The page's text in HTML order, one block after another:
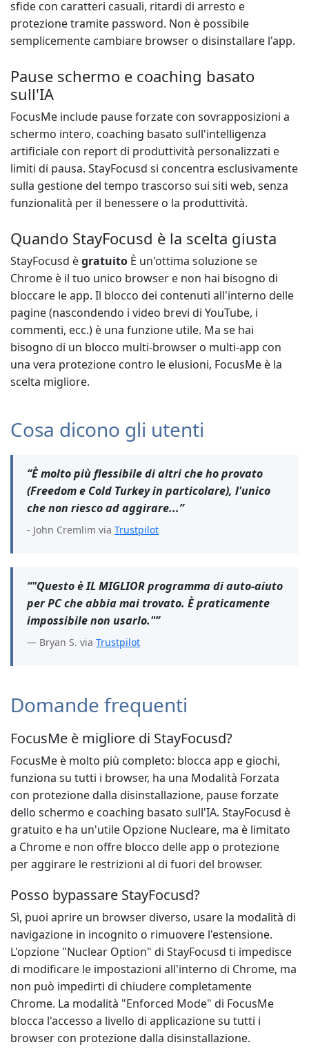
sfide con caratteri casuali, ritardi di arresto e
protezione tramite password. Non è possibile
semplicemente cambiare browser o disinstallare l'app.
Pause schermo e coaching basato
sull'IA
FocusMe include pause forzate con sovrapposizioni a
schermo intero, coaching basato sull'intelligenza
artificiale con report di produttività personalizzati e
limiti di pausa. StayFocusd si concentra esclusivamente
sulla gestione del tempo trascorso sui siti web, senza
funzionalità per il benessere o la produttività.
Quando StayFocusd è la scelta giusta
StayFocusd ègratuito È un'ottima soluzione se
Chrome è il tuo unico browser e non hai bisogno di
bloccare le app. Il blocco dei contenuti all'interno delle
pagine (nascondendo i video brevi di YouTube, i
commenti, ecc.) è una funzione utile. Ma se hai
bisogno di un blocco multi-browser o multi-app con
una vera protezione contro le elusioni, FocusMe è la
scelta migliore.
Cosa dicono gli utenti
“È molto più flessibile di altri che ho provato
(Freedom e Cold Turkey in particolare), l'unico
che non riesco ad aggirare...”
- John Cremlim via Trustpilot
“"Questo è IL MIGLIOR programma di auto-aiuto
per PC che abbia mai trovato. È praticamente
impossibile non usarlo."”
— Bryan S. via Trustpilot
Domande frequenti
FocusMe è migliore di StayFocusd?
FocusMe è molto più completo: blocca app e giochi,
funziona su tutti i browser, ha una Modalità Forzata
con protezione dalla disinstallazione, pause forzate
dello schermo e coaching basato sull'IA. StayFocusd è
gratuito e ha un'utile Opzione Nucleare, ma è limitato
a Chrome e non offre blocco delle app o protezione
per aggirare le restrizioni al di fuori del browser.
Posso bypassare StayFocusd?
Sì, puoi aprire un browser diverso, usare la modalità di
navigazione in incognito o rimuovere l'estensione.
L'opzione "Nuclear Option" di StayFocusd ti impedisce
di modificare le impostazioni all'interno di Chrome, ma
non può impedirti di chiudere completamente
Chrome. La modalità "Enforced Mode" di FocusMe
blocca l'accesso a livello di applicazione su tutti i
browser con protezione dalla disinstallazione.